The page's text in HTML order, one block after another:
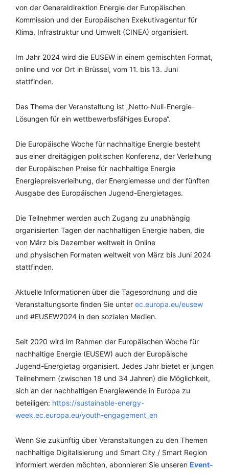
von der Generaldirektion Energie der Europäischen
Kommission und der Europäischen Exekutivagentur für
Klima, Infrastruktur und Umwelt (CINEA) organisiert.
Im Jahr 2024 wird die EUSEW in einem gemischten Format,
online und vor Ort in Brüssel, vom 11. bis 13. Juni
stattfinden.
Das Thema der Veranstaltung ist „Netto-Null-Energie-
Lösungen für ein wettbewerbsfähiges Europa“.
Die Europäische Woche für nachhaltige Energie besteht
aus einer dreitägigen politischen Konferenz, der Verleihung
der Europäischen Preise für nachhaltige Energie
Energiepreisverleihung, der Energiemesse und der fünften
Ausgabe des Europäischen Jugend-Energietages.
Die Teilnehmer werden auch Zugang zu unabhängig
organisierten Tagen der nachhaltigen Energie haben, die
von März bis Dezember weltweit in Online
und physischen Formaten weltweit von März bis Juni 2024
stattfinden.
Aktuelle Informationen über die Tagesordnung und die
Veranstaltungsorte finden Sie unter ec.europa.eu/eusew
und #EUSEW2024 in den sozialen Medien.
Seit 2020 wird im Rahmen der Europäischen Woche für
nachhaltige Energie (EUSEW) auch der Europäische
Jugend-Energietag organisiert. Jedes Jahr bietet er jungen
Teilnehmern (zwischen 18 und 34 Jahren) die Möglichkeit,
sich an der nachhaltigen Energiewende in Europa zu
beteiligen: https://sustainable-energy-
week.ec.europa.eu/youth-engagement_en
Wenn Sie zukünftig über Veranstaltungen zu den Themen
nachhaltige Digitalisierung und Smart City / Smart Region
informiert werden möchten, abonnieren Sie unseren Event-